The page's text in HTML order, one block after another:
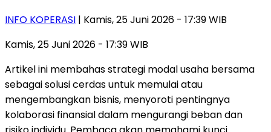
INFO KOPERASI | Kamis, 25 Juni 2026 - 17:39 WIB
Kamis, 25 Juni 2026 - 17:39 WIB
Artikel ini membahas strategi modal usaha bersama
sebagai solusi cerdas untuk memulai atau
mengembangkan bisnis, menyoroti pentingnya
kolaborasi finansial dalam mengurangi beban dan